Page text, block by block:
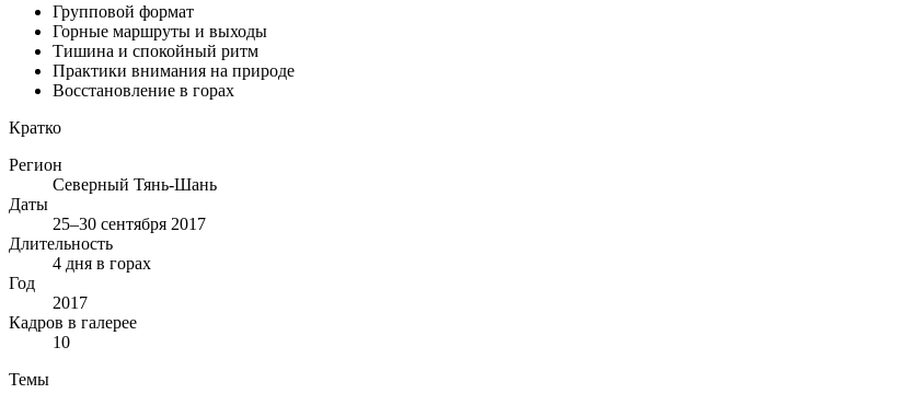
Групповой формат
Горные маршруты и выходы
Тишина и спокойный ритм
Практики внимания на природе
Восстановление в горах
Кратко
Регион
Северный Тянь-Шань
Даты
25–30 сентября 2017
Длительность
4 дня в горах
Год
2017
Кадров в галерее
10
Темы